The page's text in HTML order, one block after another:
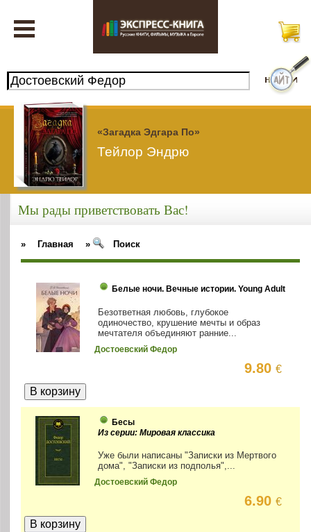
«Загадка Эдгара По»
Тейлор Эндрю
Мы рады приветствовать Вас!
» Главная » Поиск
Белые ночи. Вечные истории. Young Adult
Безответная любовь, глубокое
одиночество, крушение мечты и образ
мечтателя объединяют ранние...
Достоевский Федор
9.80€
Бесы
Из серии: Мировая классика
Уже были написаны "Записки из Мертвого
дома", "Записки из подполья",...
Достоевский Федор
6.90€